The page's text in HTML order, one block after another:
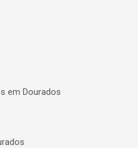
em Dourados